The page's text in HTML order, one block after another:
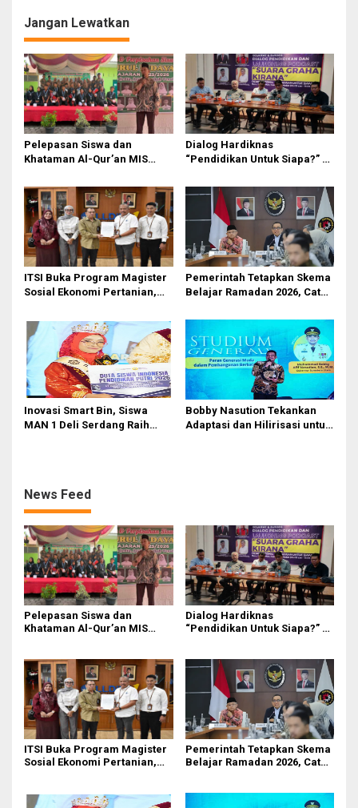
p
o
s
Jangan Lewatkan
Pelepasan Siswa dan
Khataman Al-Qur’an MIS
Berlangsung Khidmat
Dialog Hardiknas
“Pendidikan Untuk Siapa?” di
Pemerintah
ITSI Buka Program Magister
Sosial Ekonomi Pertanian,
Masa Depan Agribisnis
Indonesia
Pemerintah Tetapkan Skema
Belajar Ramadan 2026, Catat
Inovasi Smart Bin, Siswa
MAN 1 Deli Serdang Raih
Bobby Nasution Tekankan
Adaptasi dan Hilirisasi untuk
News Feed
Pelepasan Siswa dan
Khataman Al-Qur’an MIS
Dialog Hardiknas
“Pendidikan Untuk Siapa?” di
ITSI Buka Program Magister
Sosial Ekonomi Pertanian,
Indonesia
Pemerintah Tetapkan Skema
Belajar Ramadan 2026, Catat